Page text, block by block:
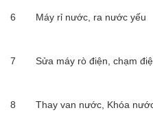
6 Máy rỉ nước, ra nước yếu
7 Sửa máy rò điện, chạm
8 Thay van nước, Khóa